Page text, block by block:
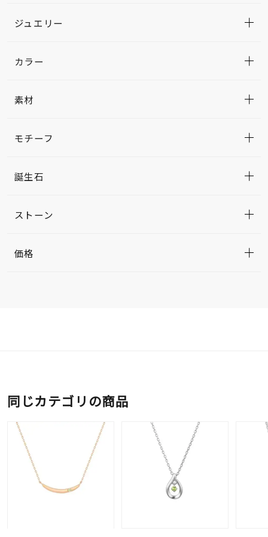
ジュエリー
カラー
素材
モチーフ
誕生石
ストーン
価格
同じカテゴリの商品